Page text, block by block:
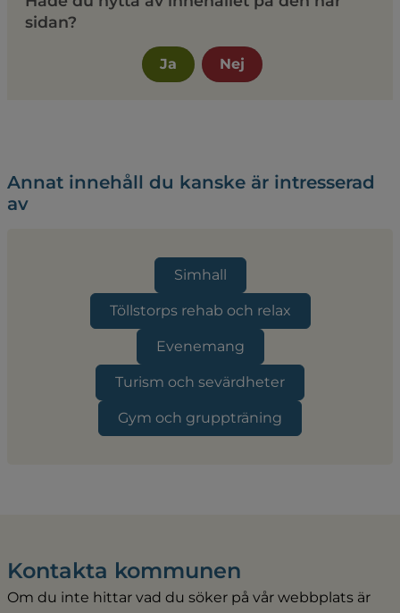
sidan?
Ja Nej
Annat innehåll du kanske är intresserad
av
Simhall
Töllstorps rehab och relax
Evenemang
Turism och sevärdheter
Gym och gruppträning
Kontakta kommunen
Om du inte hittar vad du söker på vår webbplats är